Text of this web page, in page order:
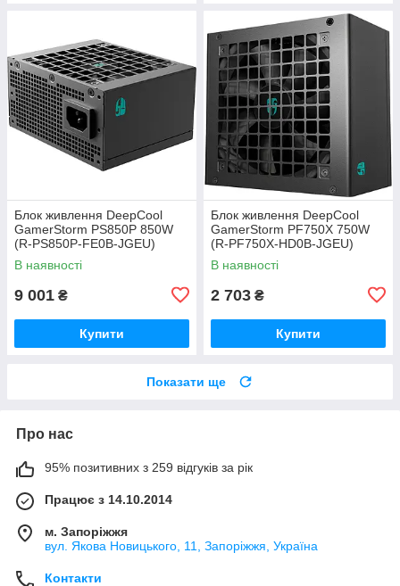
Блок живлення DeepCool
GamerStorm PS850P 850W
(R-PS850P-FE0B-JGEU)
В наявності
9 001 ₴
Купити
Блок живлення DeepCool
GamerStorm PF750X 750W
(R-PF750X-HD0B-JGEU)
В наявності
2 703 ₴
Купити
Показати ще
Про нас
95% позитивних з 259 відгуків за рік
Працює з 14.10.2014
м. Запоріжжя
вул. Якова Новицького, 11, Запоріжжя, Україна
Контакти